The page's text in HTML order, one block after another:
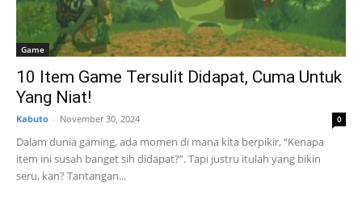
Game
10 Item Game Tersulit Didapat, Cuma Untuk
Yang Niat!
Kabuto - November 30, 2024 0
Dalam dunia gaming, ada momen di mana kita berpikir, “Kenapa
item ini susah banget sih didapat?”. Tapi justru itulah yang bikin
seru, kan? Tantangan...